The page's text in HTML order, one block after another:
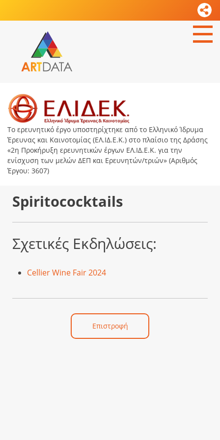
Το ερευνητικό έργο υποστηρίχτηκε από το Ελληνικό Ίδρυμα
Έρευνας και Καινοτομίας (ΕΛ.ΙΔ.Ε.Κ.) στο πλαίσιο της Δράσης
«2η Προκήρυξη ερευνητικών έργων ΕΛ.ΙΔ.Ε.Κ. για την
ενίσχυση των μελών ΔΕΠ και Ερευνητών/τριών» (Αριθμός
Έργου: 3607)
Spiritococktails
Σχετικές Εκδηλώσεις:
Cellier Wine Fair 2024
Επιστροφή